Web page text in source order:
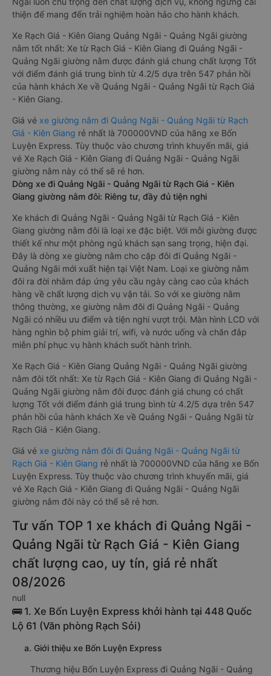
thiện để mang đến trải nghiệm hoàn hảo cho hành khách.
Xe Rạch Giá - Kiên Giang Quảng Ngãi - Quảng Ngãi giường
nằm tốt nhất: Xe từ Rạch Giá - Kiên Giang đi Quảng Ngãi -
Quảng Ngãi giường nằm được đánh giá chung chất lượng Tốt
với điểm đánh giá trung bình từ 4.2/5 dựa trên 547 phản hồi
của hành khách Xe về Quảng Ngãi - Quảng Ngãi từ Rạch Giá
- Kiên Giang.
Giá vé xe giường nằm đi Quảng Ngãi - Quảng Ngãi từ Rạch
Giá - Kiên Giang rẻ nhất là 700000VND của hãng xe Bốn
Luyện Express. Tùy thuộc vào chương trình khuyến mãi, giá
vé Xe Rạch Giá - Kiên Giang đi Quảng Ngãi - Quảng Ngãi
giường nằm này có thể sẽ rẻ hơn.
Dòng xe đi Quảng Ngãi - Quảng Ngãi từ Rạch Giá - Kiên
Giang giường nằm đôi: Riêng tư, đầy đủ tiện nghi
Xe khách đi Quảng Ngãi - Quảng Ngãi từ Rạch Giá - Kiên
Giang giường nằm đôi là loại xe đặc biệt. Với mỗi giường được
thiết kế như một phòng ngủ khách sạn sang trọng, hiện đại.
Đây là dòng xe giường nằm cho cặp đôi đi Quảng Ngãi -
Quảng Ngãi mới xuất hiện tại Việt Nam. Loại xe giường nằm
đôi ra đời nhằm đáp ứng yêu cầu ngày càng cao của khách
hàng về chất lượng dịch vụ vận tải. So với xe giường nằm
thông thường, xe giường nằm đôi đi Quảng Ngãi - Quảng
Ngãi có nhiều ưu điểm và tiện nghi vượt trội. Màn hình LCD với
hàng nghìn bộ phim giải trí, wifi, và nước uống và chăn đắp
miễn phí phục vụ hành khách suốt hành trình.
Xe Rạch Giá - Kiên Giang Quảng Ngãi - Quảng Ngãi giường
nằm đôi tốt nhất: Xe từ Rạch Giá - Kiên Giang đi Quảng Ngãi -
Quảng Ngãi giường nằm đôi được đánh giá chung có chất
lượng Tốt với điểm đánh giá trung bình từ 4.2/5 dựa trên 547
phản hồi của hành khách Xe về Quảng Ngãi - Quảng Ngãi từ
Rạch Giá - Kiên Giang.
Giá vé xe giường nằm đôi đi Quảng Ngãi - Quảng Ngãi từ
Rạch Giá - Kiên Giang rẻ nhất là 700000VND của hãng xe Bốn
Luyện Express. Tùy thuộc vào chương trình khuyến mãi, giá
vé Xe Rạch Giá - Kiên Giang đi Quảng Ngãi - Quảng Ngãi
giường nằm đôi này có thể sẽ rẻ hơn.
Tư vấn TOP 1 xe khách đi Quảng Ngãi -
Quảng Ngãi từ Rạch Giá - Kiên Giang
chất lượng cao, uy tín, giá rẻ nhất
08/2026
null
🚌 1. Xe Bốn Luyện Express khởi hành tại 448 Quốc
Lộ 61 (Văn phòng Rạch Sỏi)
a. Giới thiệu xe Bốn Luyện Express
Thương hiệu Bốn Luyện Express đi Quảng Ngãi - Quảng